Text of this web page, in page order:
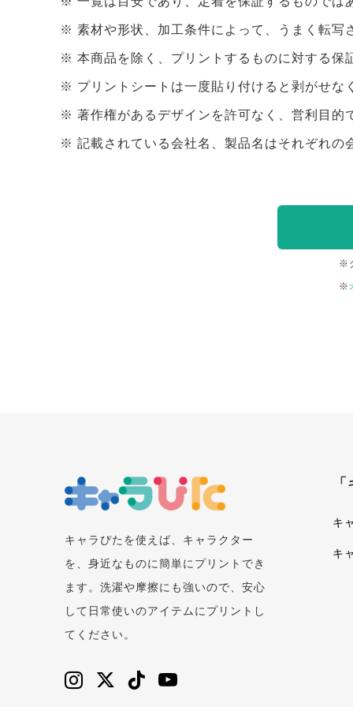
素材や形状、加工条件によって、うまく転写
本商品を除く、プリントするものに対する
プリントシートは一度貼り付けると剥がせな
著作権があるデザインを許可なく、営利目
記載されている会社名、製品名はそれぞれの
※
※
キャラぴたを使えば、キャラクター
を、身近なものに簡単にプリントでき
ます。洗濯や摩擦にも強いので、安心
して日常使いのアイテムにプリントし
てください。
キ
キ